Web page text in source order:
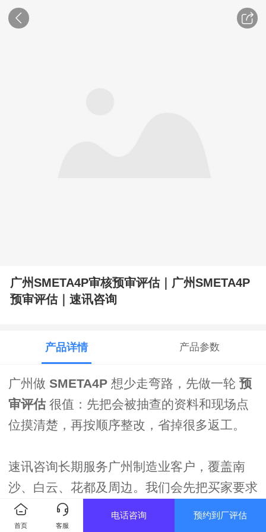
广州SMETA4P审核预审评估｜广州SMETA4P
预审评估｜速讯咨询
产品详情 产品参数
广州做 SMETA4P 想少走弯路，先做一轮 预
审评估很值：先把会被抽查的资料和现场点
位摸清楚，再按顺序整改，省掉很多返工。
速讯咨询长期服务广州制造业客户，覆盖南
沙、白云、花都及周边。我们会先把买家要求
范围确认清楚，把资料按抽查思路整理出来，
把现场关键点先处理好，再做演练或陪审支
首页 客服
电话咨询 预约到厂评估